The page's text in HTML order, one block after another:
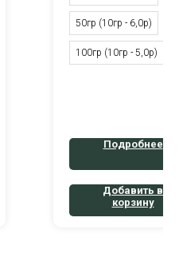
50гр (10гр - 6,0р)
100гр (10гр - 5,0р)
Подробнее
Добавить в
корзину